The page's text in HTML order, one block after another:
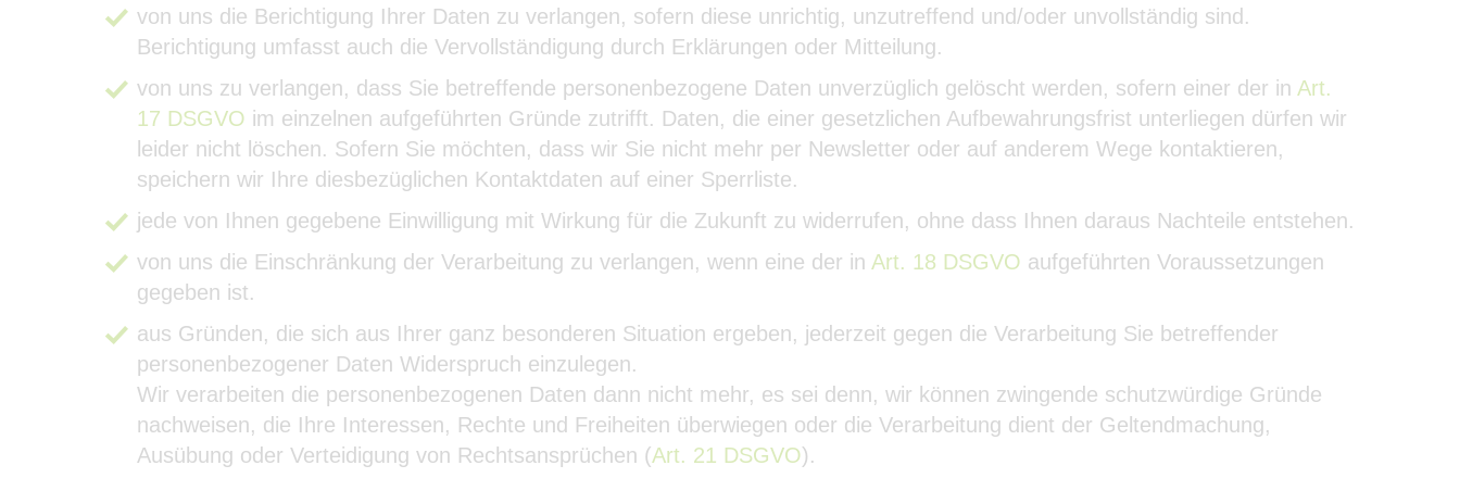
von uns die Berichtigung Ihrer Daten zu verlangen, sofern diese unrichtig, unzutreffend und/oder unvollständig sind.
Berichtigung umfasst auch die Vervollständigung durch Erklärungen oder Mitteilung.
von uns zu verlangen, dass Sie betreffende personenbezogene Daten unverzüglich gelöscht werden, sofern einer der in Art.
17 DSGVO im einzelnen aufgeführten Gründe zutrifft. Daten, die einer gesetzlichen Aufbewahrungsfrist unterliegen dürfen wir
leider nicht löschen. Sofern Sie möchten, dass wir Sie nicht mehr per Newsletter oder auf anderem Wege kontaktieren,
speichern wir Ihre diesbezüglichen Kontaktdaten auf einer Sperrliste.
jede von Ihnen gegebene Einwilligung mit Wirkung für die Zukunft zu widerrufen, ohne dass Ihnen daraus Nachteile entstehen.
von uns die Einschränkung der Verarbeitung zu verlangen, wenn eine der in Art. 18 DSGVO aufgeführten Voraussetzungen
gegeben ist.
aus Gründen, die sich aus Ihrer ganz besonderen Situation ergeben, jederzeit gegen die Verarbeitung Sie betreffender
personenbezogener Daten Widerspruch einzulegen.
Wir verarbeiten die personenbezogenen Daten dann nicht mehr, es sei denn, wir können zwingende schutzwürdige Gründe
nachweisen, die Ihre Interessen, Rechte und Freiheiten überwiegen oder die Verarbeitung dient der Geltendmachung,
Ausübung oder Verteidigung von Rechtsansprüchen (Art. 21 DSGVO).